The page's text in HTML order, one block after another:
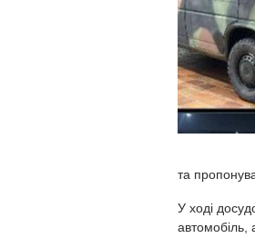
та
У ході
автомобіль,